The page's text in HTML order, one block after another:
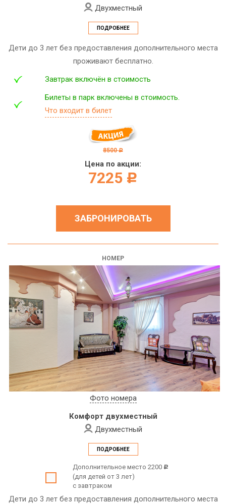
Двухместный
ПОДРОБНЕЕ
Дети до 3 лет без предоставления дополнительного места
проживают бесплатно.
Завтрак включён в стоимость
Билеты в парк включены в стоимость.
Что входит в билет
8500 c
Цена по акции:
7225 c
ЗАБРОНИРОВАТЬ
НОМЕР
Фото номера
Комфорт двухместный
Двухместный
ПОДРОБНЕЕ
Дополнительное место 2200 c
(для детей от 3 лет)
с завтраком
Дети до 3 лет без предоставления дополнительного места